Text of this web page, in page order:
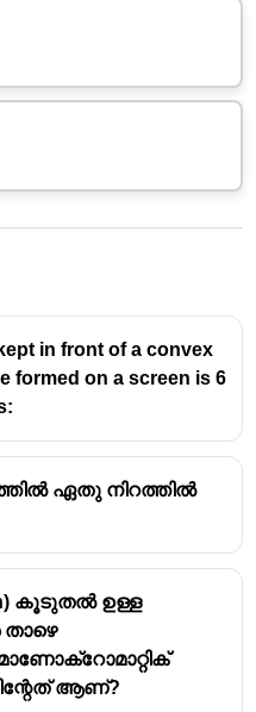
കാരണം
of Light)
ഭൂമിയുടെ
വാതക
പ്രകാശത്തിന്
ഓറഞ്ച് പോലുള്ളവ)
ഈ
in front of a convex
formed on a screen is 6
ഏതു നിറത്തിൽ
കൂടുതൽ ഉള്ള
ആണ്?